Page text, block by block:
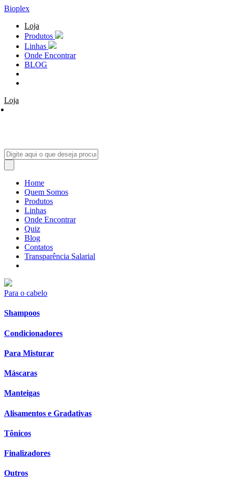
Bioplex
Loja
Produtos
Linhas
Onde Encontrar
BLOG
Loja
Home
Quem Somos
Produtos
Linhas
Onde Encontrar
Quiz
Blog
Contatos
Transparência Salarial
Para o cabelo
Shampoos
Condicionadores
Para Misturar
Máscaras
Manteigas
Alisamentos e Gradativas
Tônicos
Finalizadores
Outros